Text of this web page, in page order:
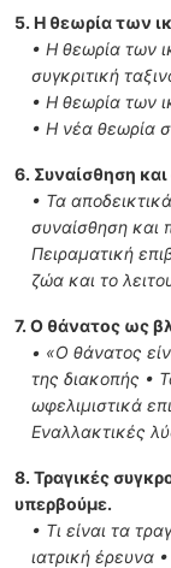
5. Η θεωρία των
• Η θεωρία των
συγκριτική
• Η θεωρία των
• Η νέα θεωρία
6. Συναίσθηση
• Τα
συναίσθηση
Πειραματική
ζώα και το
7. Ο θάνατος ως
• «Ο θάνατος
της διακοπής •
ωφελιμιστικά
Εναλλακτικές
8. Τραγικές
υπερβούμε.
• Τι είναι τα
ιατρική έρευνα